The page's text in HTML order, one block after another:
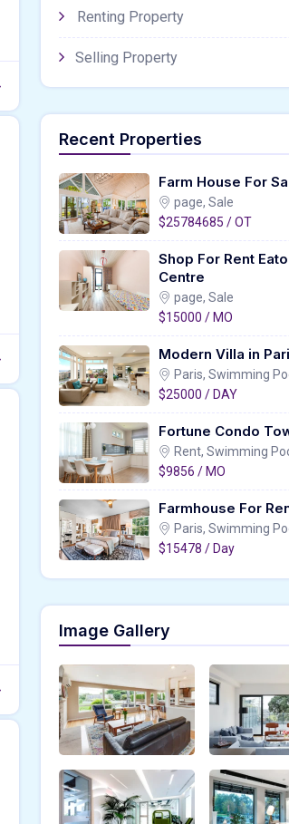
Renting Property
Selling Property
Recent Properties
Farm House For
page, Sale
$25784685 / OT
Shop For Rent
Centre
page, Sale
$15000 / MO
Modern Villa in
Paris, Swimming
$25000 / DAY
Fortune Condo
Rent, Swimming
$9856 / MO
Farmhouse For
Paris, Swimming
$15478 / Day
Image Gallery